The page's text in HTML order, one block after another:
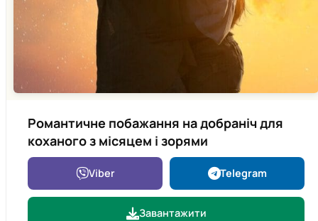
Романтичне побажання на добраніч для
коханого з місяцем і зорями
Viber Telegram
Завантажити